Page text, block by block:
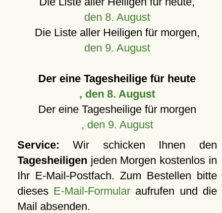
den 8. August
Die Liste aller Heiligen für morgen,
den 9. August
Der eine Tagesheilige für heute
, den 8. August
Der eine Tagesheilige für morgen
, den 9. August
Service: Wir schicken Ihnen den
Tagesheiligen jeden Morgen kostenlos in
Ihr E-Mail-Postfach. Zum Bestellen bitte
dieses E-Mail-Formular aufrufen und die
Mail absenden.